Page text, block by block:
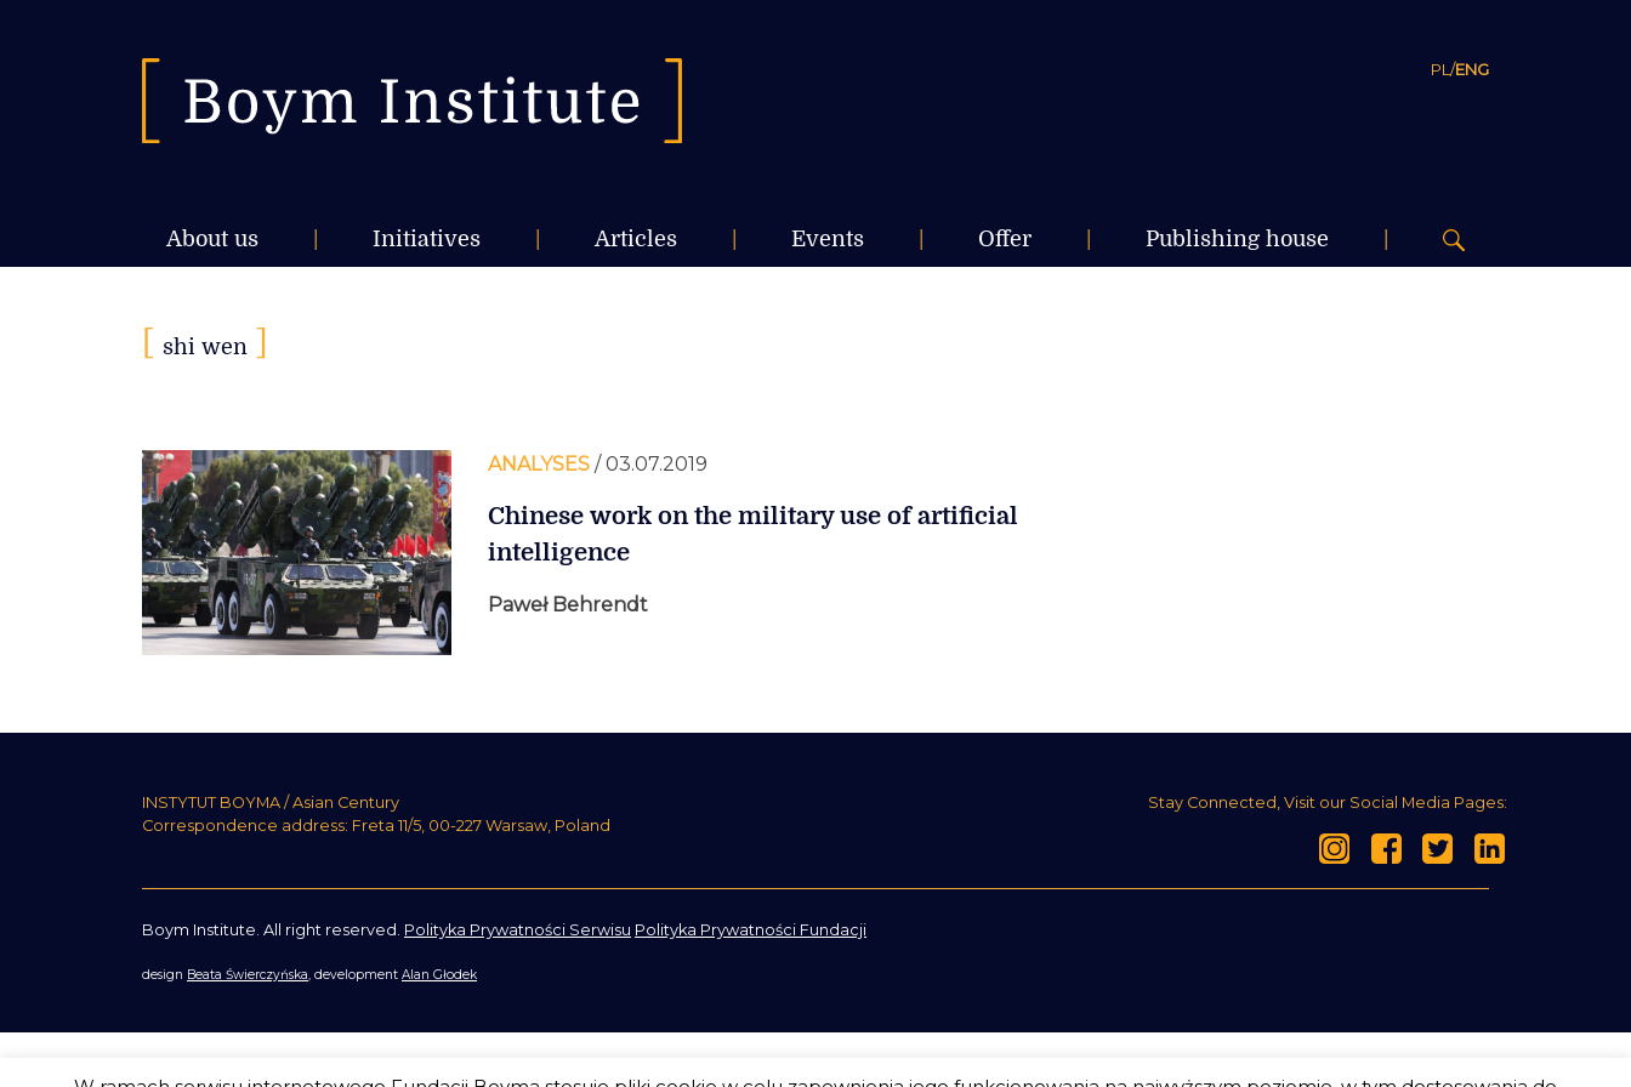
PL /ENG
About us Initiatives Articles Events Offer Publishing house
shi wen
ANALYSES / 03.07.2019
Chinese work on the military use of artificial
intelligence
Paweł Behrendt
INSTYTUT BOYMA / Asian Century
Correspondence address: Freta 11/5, 00-227 Warsaw, Poland
Stay Connected, Visit our Social Media Pages:
Boym Institute. All right reserved. Polityka Prywatności Serwisu Polityka Prywatności Fundacji
design Beata Świerczyńska, development Alan Głodek